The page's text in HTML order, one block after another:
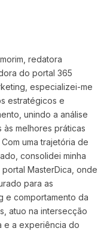
redatora
do portal 365
especializei-me
estratégicos e
unindo a análise
melhores práticas
uma trajetória de
consolidei minha
MasterDica, onde
para as
e comportamento da
atuo na intersecção
e a experiência do